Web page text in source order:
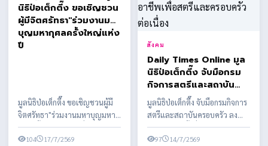
นิธิป่อเต็กตึ๊ง ขอเชิญชวน
ผู้มีจิตศรัทธา"ร่วมงานมหา
บุญมหากุศลครั้งใหญ่แห่ง
ปี
มูลนิธิป่อเต็กตึ๊ง ขอเชิญชวนผู้มี
จิตศรัทธา"ร่วมงานมหาบุญมหา
กุศลครั้งใหญ่แห่งปี เนื่องในงาน
ประเพณีทิ้...
104 17/7/2569
สังคม
Daily Times Online มูล
นิธิป่อเต็กตึ๊ง จับมือกรม
กิจการสตรีและสถาบัน
ครอบครัว ลงนาม MOU
ครั้งที่ 2 สนับสนุนอุปกรณ์
การประกอบอาชีพ สร้าง
อาชีพ สร้างชีวิต ใน
มูลนิธิป่อเต็กตึ๊ง จับมือกรมกิจการ
สตรีและสถาบันครอบครัว ลง
นาม MOU ครั้งที่ 2 สนับสนุน
อุปกรณ์การประกอ...
97 14/7/2569